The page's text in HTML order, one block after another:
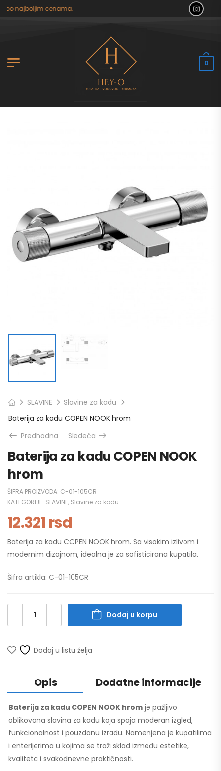
najboljim cenama.
0
SLAVINE
Slavine za kadu
Baterija za kadu COPEN NOOK hrom
Predhodna
Sledeća
Baterija za kadu COPEN NOOK
hrom
ŠIFRA PROIZVODA: C-01-105CR
KATEGORIJE: SLAVINE, Slavine za kadu
12.321rsd
Baterija za kadu COPEN NOOK hrom. Sa visokim izlivom i
modernim dizajnom, idealna je za sofisticirana kupatila.
Šifra artikla: C-01-105CR
Dodaj u korpu
Dodaj u listu želja
Opis Dodatne informacije
Baterija za kadu COPEN NOOK hrom je pažljivo
oblikovana slavina za kadu koja spaja moderan izgled,
funkcionalnost i pouzdanu izradu. Namenjena je kupatilima
i enterijerima u kojima se traži sklad između estetike,
kvaliteta i svakodnevne praktičnosti.